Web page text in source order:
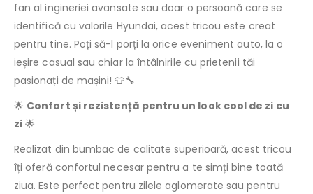
fan al ingineriei avansate sau doar o persoană care se
identifică cu valorile Hyundai, acest tricou este creat
pentru tine. Poți să-l porți la orice eveniment auto, la o
ieșire casual sau chiar la întâlnirile cu prietenii tăi
pasionați de mașini! 👕🔧
🌟 Confort și rezistență pentru un look cool de zi cu
zi 🌟
Realizat din bumbac de calitate superioară, acest tricou
îți oferă confortul necesar pentru a te simți bine toată
ziua. Este perfect pentru zilele aglomerate sau pentru